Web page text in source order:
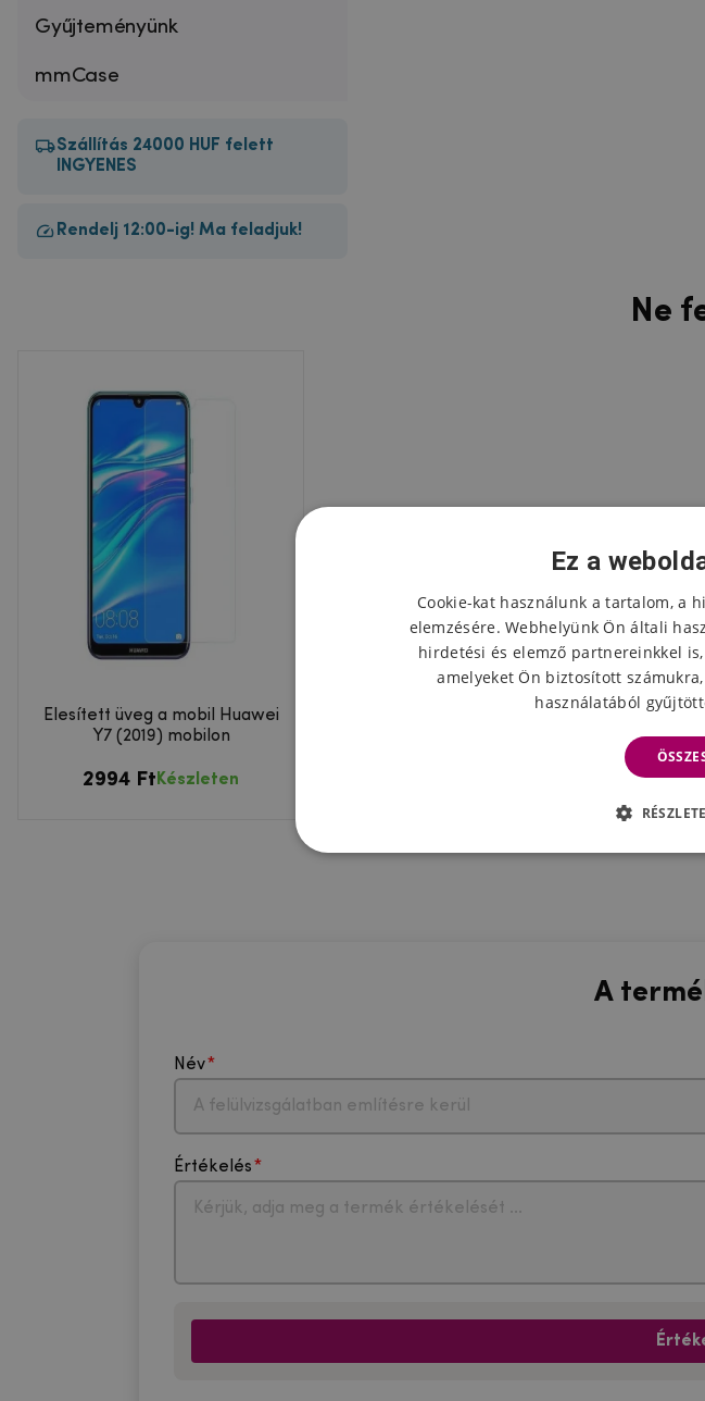
Gyűjteményünk
mmCase
Szállítás 24000 HUF felett
INGYENES
Rendelj 12:00-ig! Ma feladjuk!
Ne
Élesített üveg a mobil Huawei
Y7 (2019) mobilon
2994 Ft Készleten
A
Név
Értékelés
Ez a
Cookie-kat használunk a tartalom, a
elemzésére. Webhelyünk Ön általi
hirdetési és elemző partnereinkkel
amelyeket Ön biztosított
használatából